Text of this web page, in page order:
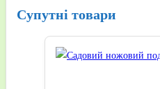
Супутні товари